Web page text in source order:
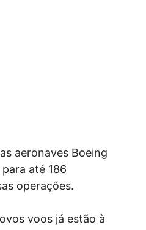
aeronaves Boeing
até 186
operações.
voos já estão à